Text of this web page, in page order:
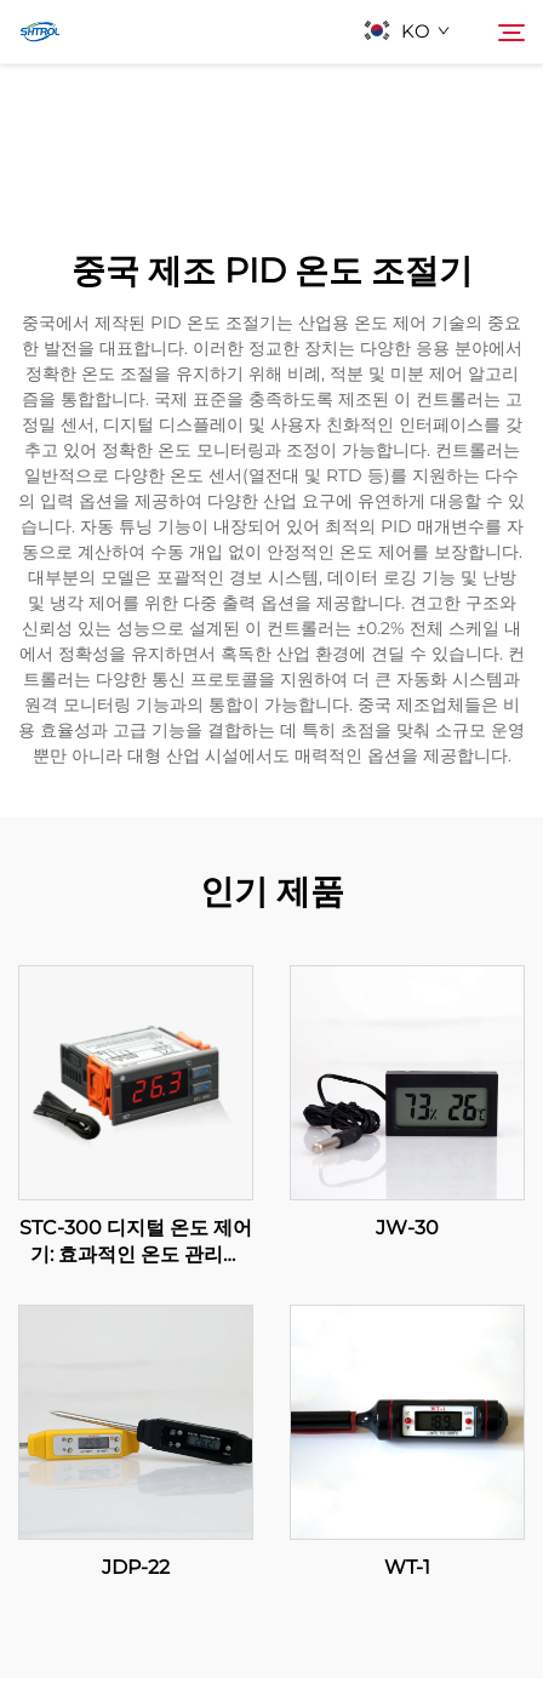
KO
중국 제조 PID 온도 조절기
중국에서 제작된 PID 온도 조절기는 산업용 온도 제어 기술의 중요
한 발전을 대표합니다. 이러한 정교한 장치는 다양한 응용 분야에서
정확한 온도 조절을 유지하기 위해 비례, 적분 및 미분 제어 알고리
즘을 통합합니다. 국제 표준을 충족하도록 제조된 이 컨트롤러는 고
정밀 센서, 디지털 디스플레이 및 사용자 친화적인 인터페이스를 갖
추고 있어 정확한 온도 모니터링과 조정이 가능합니다. 컨트롤러는
일반적으로 다양한 온도 센서(열전대 및 RTD 등)를 지원하는 다수
의 입력 옵션을 제공하여 다양한 산업 요구에 유연하게 대응할 수 있
습니다. 자동 튜닝 기능이 내장되어 있어 최적의 PID 매개변수를 자
동으로 계산하여 수동 개입 없이 안정적인 온도 제어를 보장합니다.
대부분의 모델은 포괄적인 경보 시스템, 데이터 로깅 기능 및 난방
및 냉각 제어를 위한 다중 출력 옵션을 제공합니다. 견고한 구조와
신뢰성 있는 성능으로 설계된 이 컨트롤러는 ±0.2% 전체 스케일 내
에서 정확성을 유지하면서 혹독한 산업 환경에 견딜 수 있습니다. 컨
트롤러는 다양한 통신 프로토콜을 지원하여 더 큰 자동화 시스템과
원격 모니터링 기능과의 통합이 가능합니다. 중국 제조업체들은 비
용 효율성과 고급 기능을 결합하는 데 특히 초점을 맞춰 소규모 운영
뿐만 아니라 대형 산업 시설에서도 매력적인 옵션을 제공합니다.
인기 제품
STC-300 디지털 온도 제어
기: 효과적인 온도 관리를
JW-30
JDP-22 WT-1